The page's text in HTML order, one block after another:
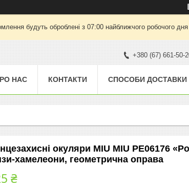
будуть оброблені з 07:00 найближчого робочого
+380 (67) 661-50-
НАС КОНТАКТИ СПОСОБИ ДОСТАВКИ
окуляри MIU MIU PE06176
хамелеони, геометрична оправа
₴